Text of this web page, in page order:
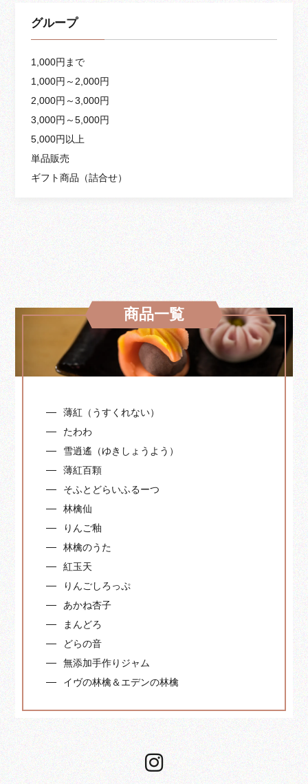
グループ
1,000円まで
1,000円～2,000円
2,000円～3,000円
3,000円～5,000円
5,000円以上
単品販売
ギフト商品（詰合せ）
商品一覧
薄紅（うすくれない）
たわわ
雪逍遙（ゆきしょうよう）
薄紅百顆
そふとどらいふるーつ
林檎仙
りんご釉
林檎のうた
紅玉天
りんごしろっぷ
あかね杏子
まんどろ
どらの音
無添加手作りジャム
イヴの林檎＆エデンの林檎